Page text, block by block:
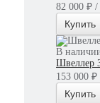
82 000 ₽ /
Купить
В
Швеллер
153 000 ₽
Купить